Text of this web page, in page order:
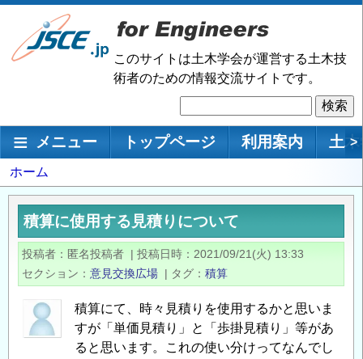
メ
ン
移
このサイトは土木学会が運営する土木技
術者のための情報交流サイトです。
索
メインナビゲーション
メニュー トップページ 利用案内 土 >
パ
ン
く
ず
ホーム
積算に使用する見積りについて
投稿者 匿名投稿者 | 投稿日時
2021/09/21(火) 13:33
セクション
意見交換広場 | タグ 積算
積算にて、時々見積りを使用するかと思いま
すが「単価見積り」と「歩掛見積り」等があ
ると思います。これの使い分けってなんでし